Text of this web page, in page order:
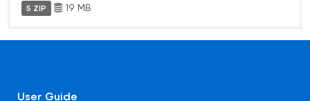
5 ZIP 19 MB
User Guide